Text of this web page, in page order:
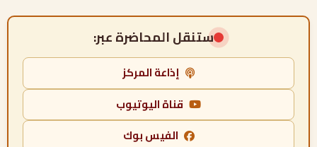
ستنقل المحاضرة عبر:
إذاعة المركز
قناة اليوتيوب
الفيس بوك